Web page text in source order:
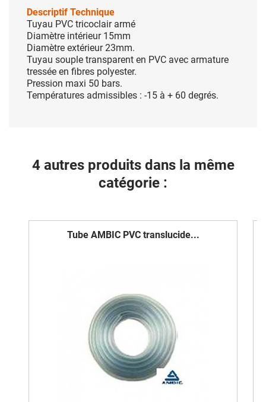
Descriptif Technique
Tuyau PVC tricoclair armé
Diamètre intérieur 15mm
Diamètre extérieur 23mm.
Tuyau souple transparent en PVC avec armature
tressée en fibres polyester.
Pression maxi 50 bars.
Températures admissibles : -15 à + 60 degrés.
4 autres produits dans la même
catégorie :
Tube AMBIC PVC translucide...